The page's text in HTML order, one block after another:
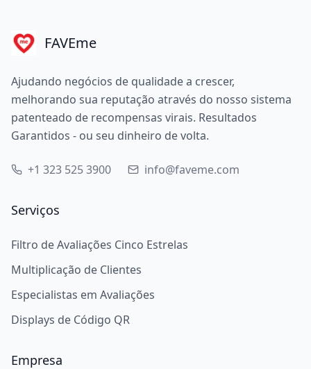
FAVEme
Ajudando negócios de qualidade a crescer,
melhorando sua reputação através do nosso sistema
patenteado de recompensas virais. Resultados
Garantidos - ou seu dinheiro de volta.
+1 323 525 3900 info@faveme.com
Serviços
Filtro de Avaliações Cinco Estrelas
Multiplicação de Clientes
Especialistas em Avaliações
Displays de Código QR
Empresa